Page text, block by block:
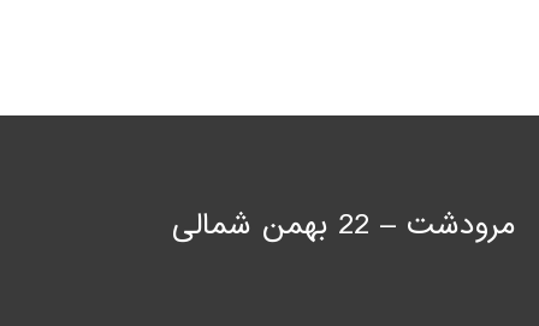
مرودشت – 22 بهمن شمالی